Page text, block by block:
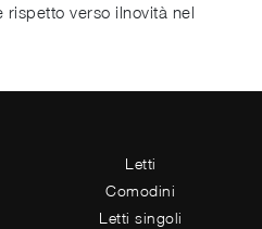
verso ilnovità nel
Letti
Comodini
Letti singoli